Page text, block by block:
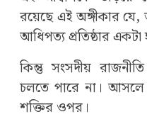
রয়েছে এই অঙ্গীকার
আধিপত্য প্রতিষ্ঠার একটা
কিন্তু সংসদীয়
চলতে পারে না। আসলে
শক্তির ওপর।